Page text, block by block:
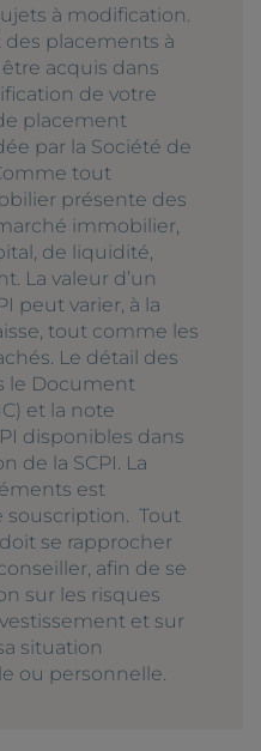
à modification.
des placements à
acquis dans
de votre
placement
par la Société de
tout
présente des
immobilier,
de liquidité,
La valeur d’un
peut varier, à la
tout comme les
Le détail des
le Document
et la note
disponibles dans
de la SCPI. La
est
souscription. Tout
se rapprocher
afin de se
sur les risques
et sur
situation
ou personnelle.